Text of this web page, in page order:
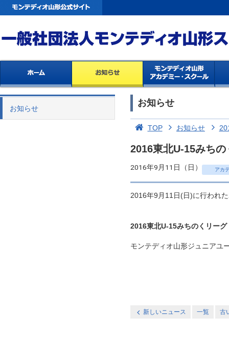
お知らせ
お知らせ
TOP お知らせ
2016東北U-15みち
2016年9月11日（日） アカ
2016年9月11日(日)に行われ
2016東北U-15みちのくリーグ
モンテディオ山形ジュニアユ
新しいニュース 一覧 古